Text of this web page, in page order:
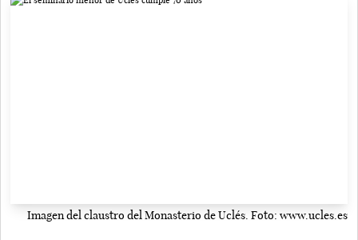
Imagen del claustro del Monasterio de Uclés. Foto: www.ucles.es